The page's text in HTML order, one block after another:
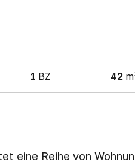
1 BZ 42
eine Reihe von